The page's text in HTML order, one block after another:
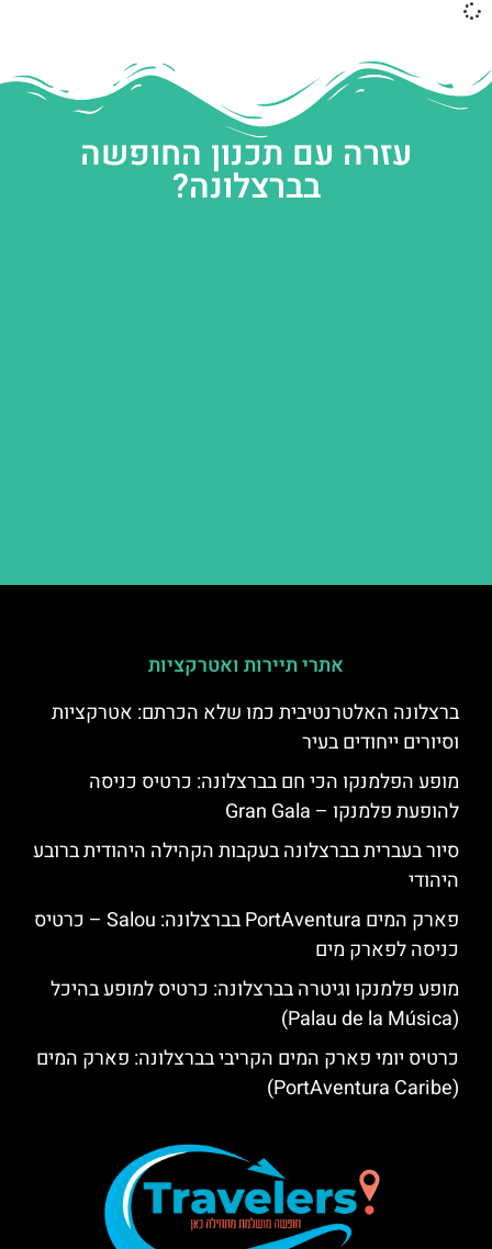
עזרה עם תכנון החופשה
בברצלונה?
אתרי תיירות ואטרקציות
ברצלונה האלטרנטיבית כמו שלא הכרתם: אטרקציות
וסיורים ייחודים בעיר
מופע הפלמנקו הכי חם בברצלונה: כרטיס כניסה
להופעת פלמנקו – Gran Gala
סיור בעברית בברצלונה בעקבות הקהילה היהודית ברובע
היהודי
פארק המים PortAventura בברצלונה: Salou – כרטיס
כניסה לפארק מים
מופע פלמנקו וגיטרה בברצלונה: כרטיס למופע בהיכל
(Palau de la Música)
כרטיס יומי פארק המים הקריבי בברצלונה: פארק המים
(PortAventura Caribe)